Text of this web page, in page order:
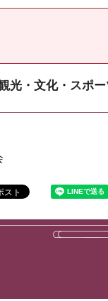
光・文化・スポー